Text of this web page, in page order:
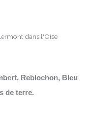
Reblochon, Bleu
de terre.